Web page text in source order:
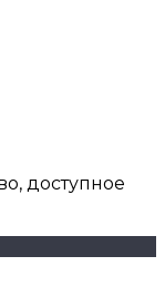
доступное